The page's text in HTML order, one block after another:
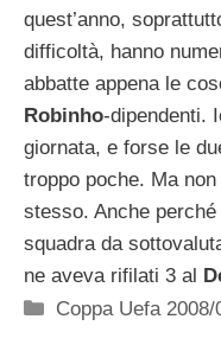
quest’anno,
difficoltà, hanno
abbatte appena le
Robinho-dipendenti.
giornata, e forse le
troppo poche. Ma
stesso. Anche perché
squadra da
ne aveva rifilati 3 al
Categorie
Coppa Uefa 2008/